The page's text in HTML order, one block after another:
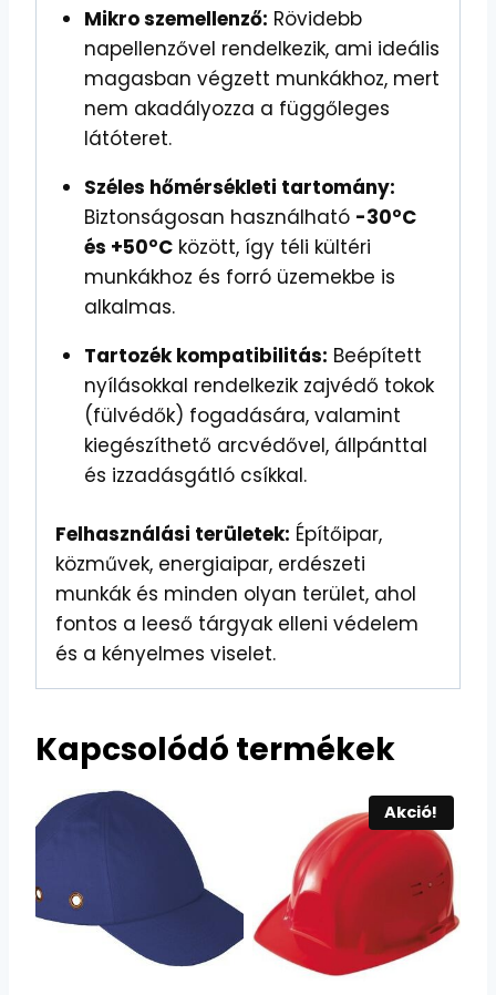
Mikro szemellenző: Rövidebb
napellenzővel rendelkezik, ami ideális
magasban végzett munkákhoz, mert
nem akadályozza a függőleges
látóteret.
Széles hőmérsékleti tartomány:
Biztonságosan használható -30°C
és +50°Cközött, így téli kültéri
munkákhoz és forró üzemekbe is
alkalmas.
Tartozék kompatibilitás: Beépített
nyílásokkal rendelkezik zajvédő tokok
(fülvédők) fogadására, valamint
kiegészíthető arcvédővel, állpánttal
és izzadásgátló csíkkal.
Felhasználási területek: Építőipar,
közművek, energiaipar, erdészeti
munkák és minden olyan terület, ahol
fontos a leeső tárgyak elleni védelem
és a kényelmes viselet.
Kapcsolódó termékek
Akció!